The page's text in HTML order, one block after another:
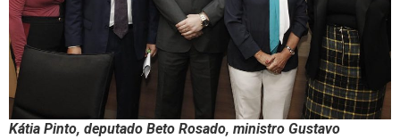
Kátia Pinto, deputado Beto Rosado, ministro Gustavo